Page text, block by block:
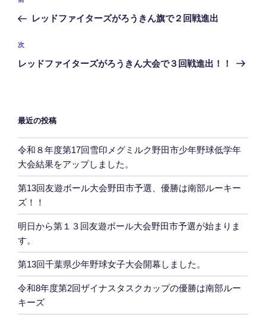
ナ
ビ
ゲ
ン
の
稿
レッドファイターズがろうきん旗で２回戦進出
次
の
次
レッドファイターズがろうきん大会で３回戦進出！！
最近の投稿
令和８年度第17回雪印メグミルク野田市少年野球低学年
大会結果をアップしました。
第13回友遊ボール大会野田市予選、優勝は南部ルーキー
ズ！！
明日から第１３回友遊ボール大会野田市予選が始まりま
す。
第13回千葉県少年野球女子大会開幕しました。
令和8年度第2回ザイナスタスクカップの優勝は南部ルー
キーズ